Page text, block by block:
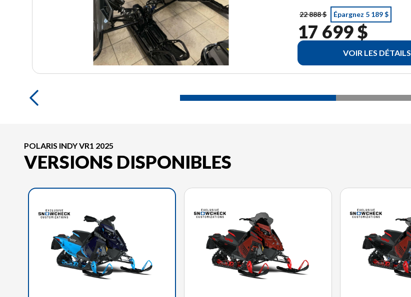
22 888 $ Épargnez 5 189 $
17 699 $
VOIR LES DÉTAILS
POLARIS INDY VR1 2025
VERSIONS DISPONIBLES